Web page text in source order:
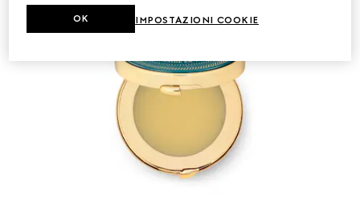
IMPOSTAZIONI COOKIE
OK